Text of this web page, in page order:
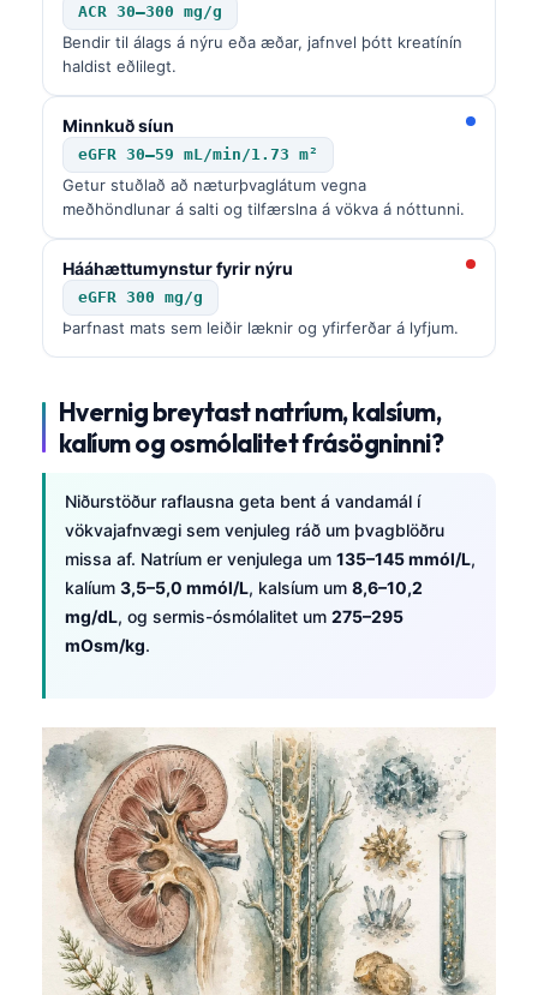
ACR 30–300 mg/g
Bendir til álags á nýru eða æðar, jafnvel þótt kreatínín
haldist eðlilegt.
Minnkuð síun
eGFR 30–59 mL/min/1.73 m²
Getur stuðlað að næturþvaglátum vegna
meðhöndlunar á salti og tilfærslna á vökva á nóttunni.
Hááhættumynstur fyrir nýru
eGFR 300 mg/g
Þarfnast mats sem leiðir læknir og yfirferðar á lyfjum.
Hvernig breytast natríum, kalsíum,
kalíum og osmólalitet frásögninni?
Niðurstöður raflausna geta bent á vandamál í
vökvajafnvægi sem venjuleg ráð um þvagblöðru
missa af. Natríum er venjulega um 135–145 mmól/L,
kalíum 3,5–5,0 mmól/L, kalsíum um 8,6–10,2
mg/dL, og sermis-ósmólalitet um 275–295
mOsm/kg.